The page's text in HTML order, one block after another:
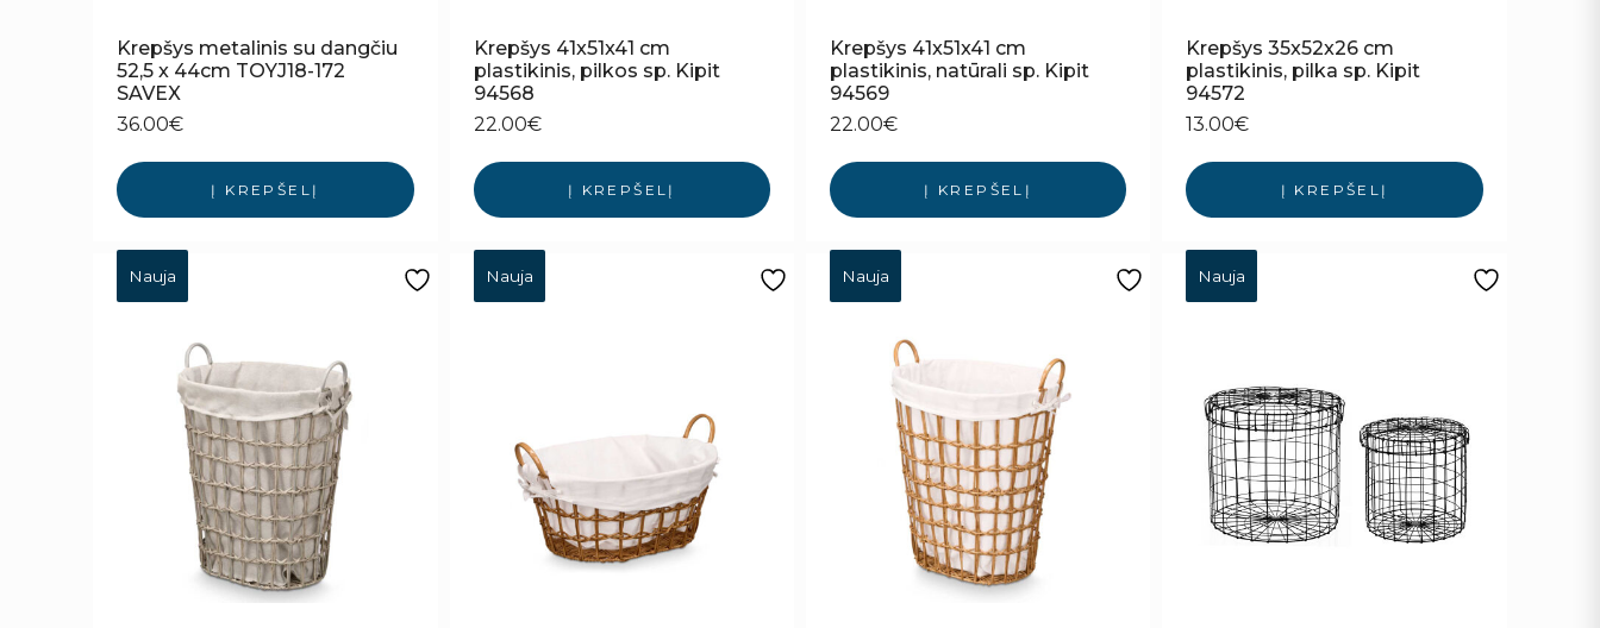
Krepšys metalinis su dangčiu
52,5 x 44cm TOYJ18-172
SAVEX
36.00€
Į KREPŠELĮ
Krepšys 41x51x41 cm
plastikinis, pilkos sp. Kipit
94568
22.00€
Į KREPŠELĮ
Krepšys 41x51x41 cm
plastikinis, natūrali sp. Kipit
94569
22.00€
Į KREPŠELĮ
Krepšys 35x52x26 cm
plastikinis, pilka sp. Kipit
94572
13.00€
Į KREPŠELĮ
Nauja Nauja Nauja Nauja